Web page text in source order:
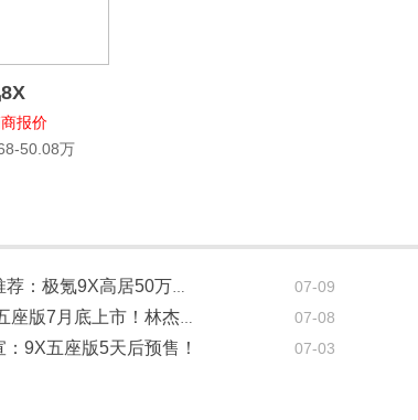
报价
50.08万
用户净推荐：极氪9X高居50万以上全车型第一！ 07-09
极氪9X五座版7月底上市！林杰：没减配！ 07-08
：9X五座版5天后预售！ 07-03